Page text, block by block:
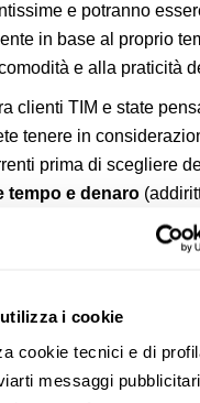
i cookie
cookie tecnici e di
messaggi
e potranno
in base al proprio
e alla praticità
clienti TIM e state
tenere in
prima di scegliere
tempo e denaro
al servizio di
da
esperto? Potete
per poter avere una
d’acquisto: